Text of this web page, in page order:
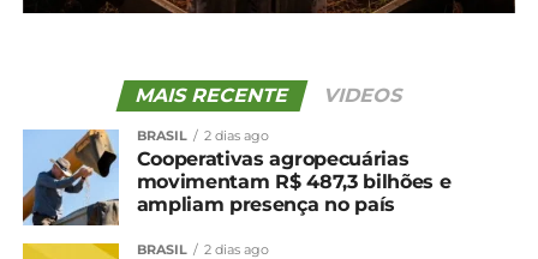
MAIS RECENTE VIDEOS
BRASIL 2 dias ago
Cooperativas agropecuárias
movimentam R$ 487,3 bilhões e
ampliam presença no país
BRASIL 2 dias ago